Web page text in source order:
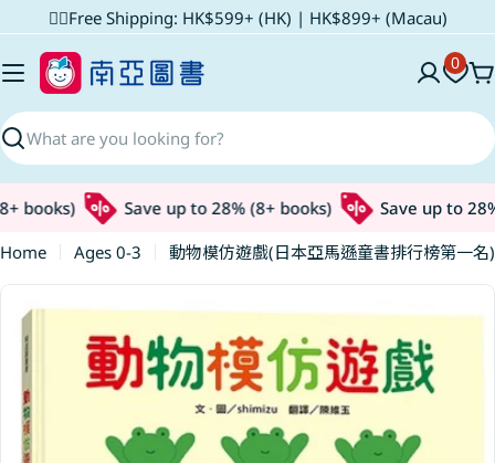
to
content
✌🏼Free Shipping: HK$599+ (HK) | HK$899+ (Macau)
Search
0
books) Save up to 28% (8+ books)
Save up to 28%
Home
Ages 0-3
動物模仿遊戲(日本亞馬遜童書排行榜第一名)
Skip
product
information